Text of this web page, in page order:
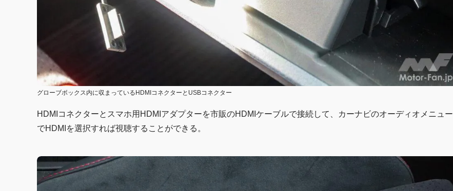
グローブボックス内に収まっているHDMIコネクターとUSBコネクター
HDMIコネクターとスマホ用HDMIアダプターを市販のHDMIケーブルで接続して、カーナビのオーディオメニュー
でHDMIを選択すれば視聴することができる。